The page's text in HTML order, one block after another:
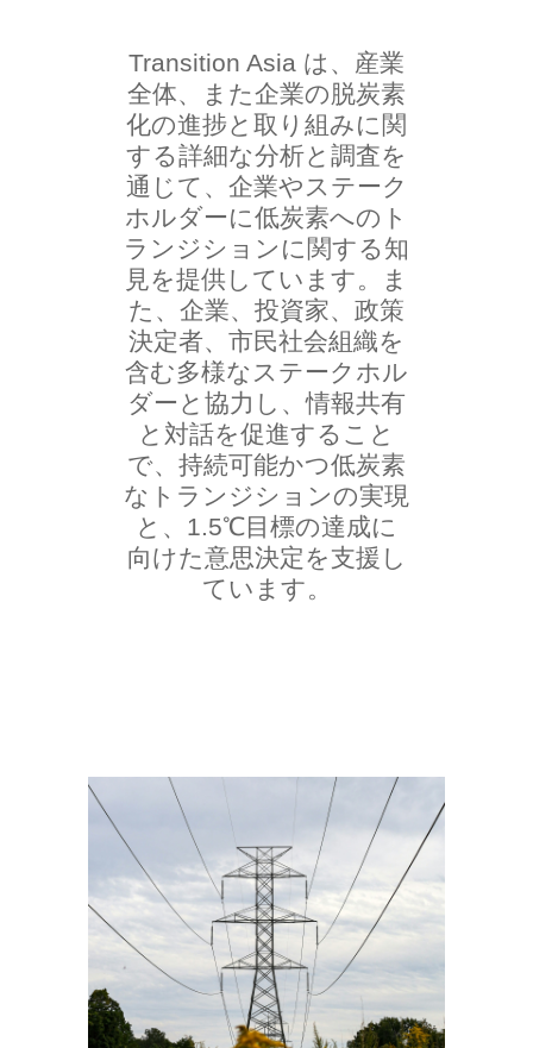
Transition Asia は、産業
全体、また企業の脱炭素
化の進捗と取り組みに関
する詳細な分析と調査を
通じて、企業やステーク
ホルダーに低炭素へのト
ランジションに関する知
見を提供しています。ま
た、企業、投資家、政策
決定者、市民社会組織を
含む多様なステークホル
ダーと協力し、情報共有
と対話を促進すること
で、持続可能かつ低炭素
なトランジションの実現
と、1.5℃目標の達成に
向けた意思決定を支援し
ています。